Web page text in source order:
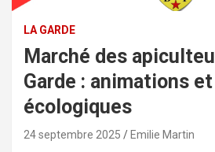
LA GARDE
Marché des
Garde : animations
écologiques
24 septembre 2025 Emilie Martin